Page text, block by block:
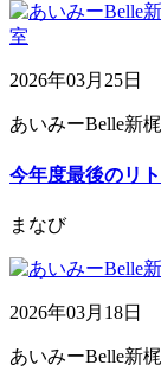
2026年03月25日
あいみーBelle新
今年度最後のリ
まなび
2026年03月18日
あいみーBelle新